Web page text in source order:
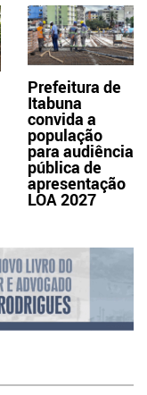
Prefeitura de
Itabuna
convida a
população
para audiência
pública de
apresentação
LOA 2027